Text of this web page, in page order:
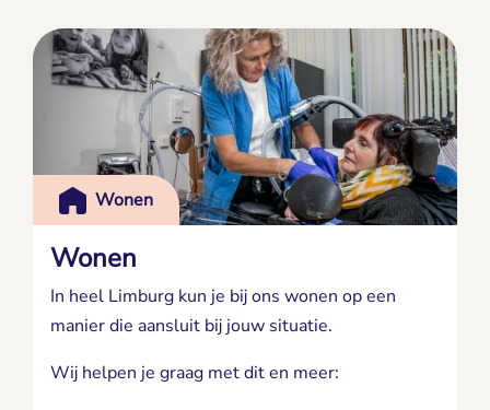
Wonen
Wonen
In heel Limburg kun je bij ons wonen op een
manier die aansluit bij jouw situatie.
Wij helpen je graag met dit en meer: